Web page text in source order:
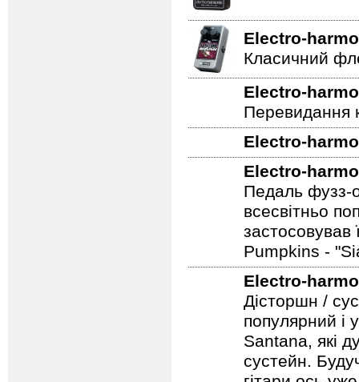
Гітарна /
Electro-
Класичний
Electro-
Перевидання
Electro-
Electro-
Педаль фузз-
всесвітньо
застосовував
Pumpkins -
Electro-
Дісторшн /
популярний і